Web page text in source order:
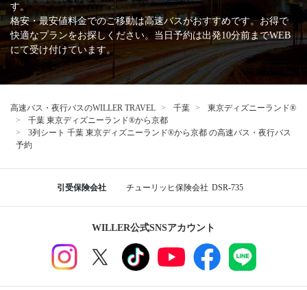
す。
格安・最安値料金でのご移動は高速バスがおすすめです。お得で
快適なプランをお探しください。当日予約は出発10分前までWEB
にて受け付けています。
高速バス・夜行バスのWILLER TRAVEL 千葉
東京ディズニーランド®
千葉 東京ディズニーランド®から京都
3列シート 千葉 東京ディズニーランド®から京都 の高速バス・夜行バス
予約
引受保険会社 チューリッヒ保険会社 DSR-735
WILLER公式SNSアカウント